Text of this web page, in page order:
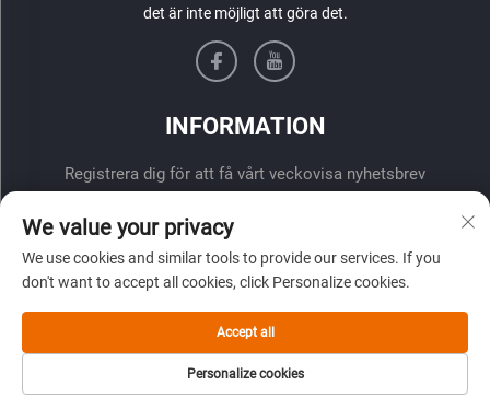
det är inte möjligt att göra det.
INFORMATION
Registrera dig för att få vårt veckovisa nyhetsbrev
ÖVERLÄMNA
We value your privacy
We use cookies and similar tools to provide our services. If you
don't want to accept all cookies, click Personalize cookies.
Personalize cookies
Accept all